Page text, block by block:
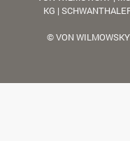
KG |
© VON